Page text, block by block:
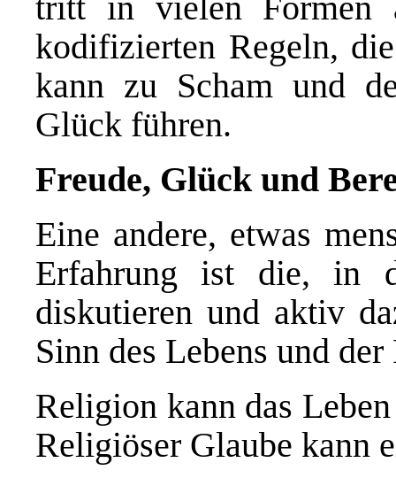
kodifizierten Regeln,
kann zu Scham und
Glück führen.
Freude, Glück und
Eine andere, etwas
Erfahrung ist die, in
diskutieren und aktiv
Sinn des Lebens und
Religion kann das
Religiöser Glaube kann